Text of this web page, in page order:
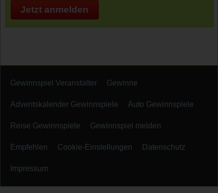
Jetzt anmelden
Gewinnspiel Veranstalter Gewinne
Adventskalender Gewinnspiele Auto Gewinnspiele
Reise Gewinnspiele Gewinnspiel melden
Empfehlen Cookie-Einstellungen Datenschutz
Impressum